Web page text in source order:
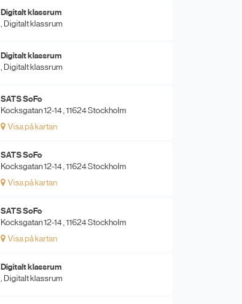
Digitalt klassrum
, Digitalt klassrum
Digitalt klassrum
, Digitalt klassrum
SATS SoFo
Kocksgatan 12-14 , 11624 Stockholm
Visa på kartan
SATS SoFo
Kocksgatan 12-14 , 11624 Stockholm
Visa på kartan
SATS SoFo
Kocksgatan 12-14 , 11624 Stockholm
Visa på kartan
Digitalt klassrum
, Digitalt klassrum